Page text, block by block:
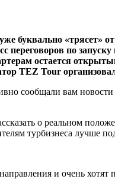
буквально «трясет»
по
остается
TEZ Tour
сообщали вам новости
о реальном
турбизнеса лучше
и очень хотят